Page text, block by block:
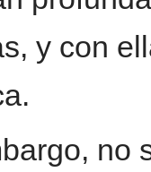
y con
no